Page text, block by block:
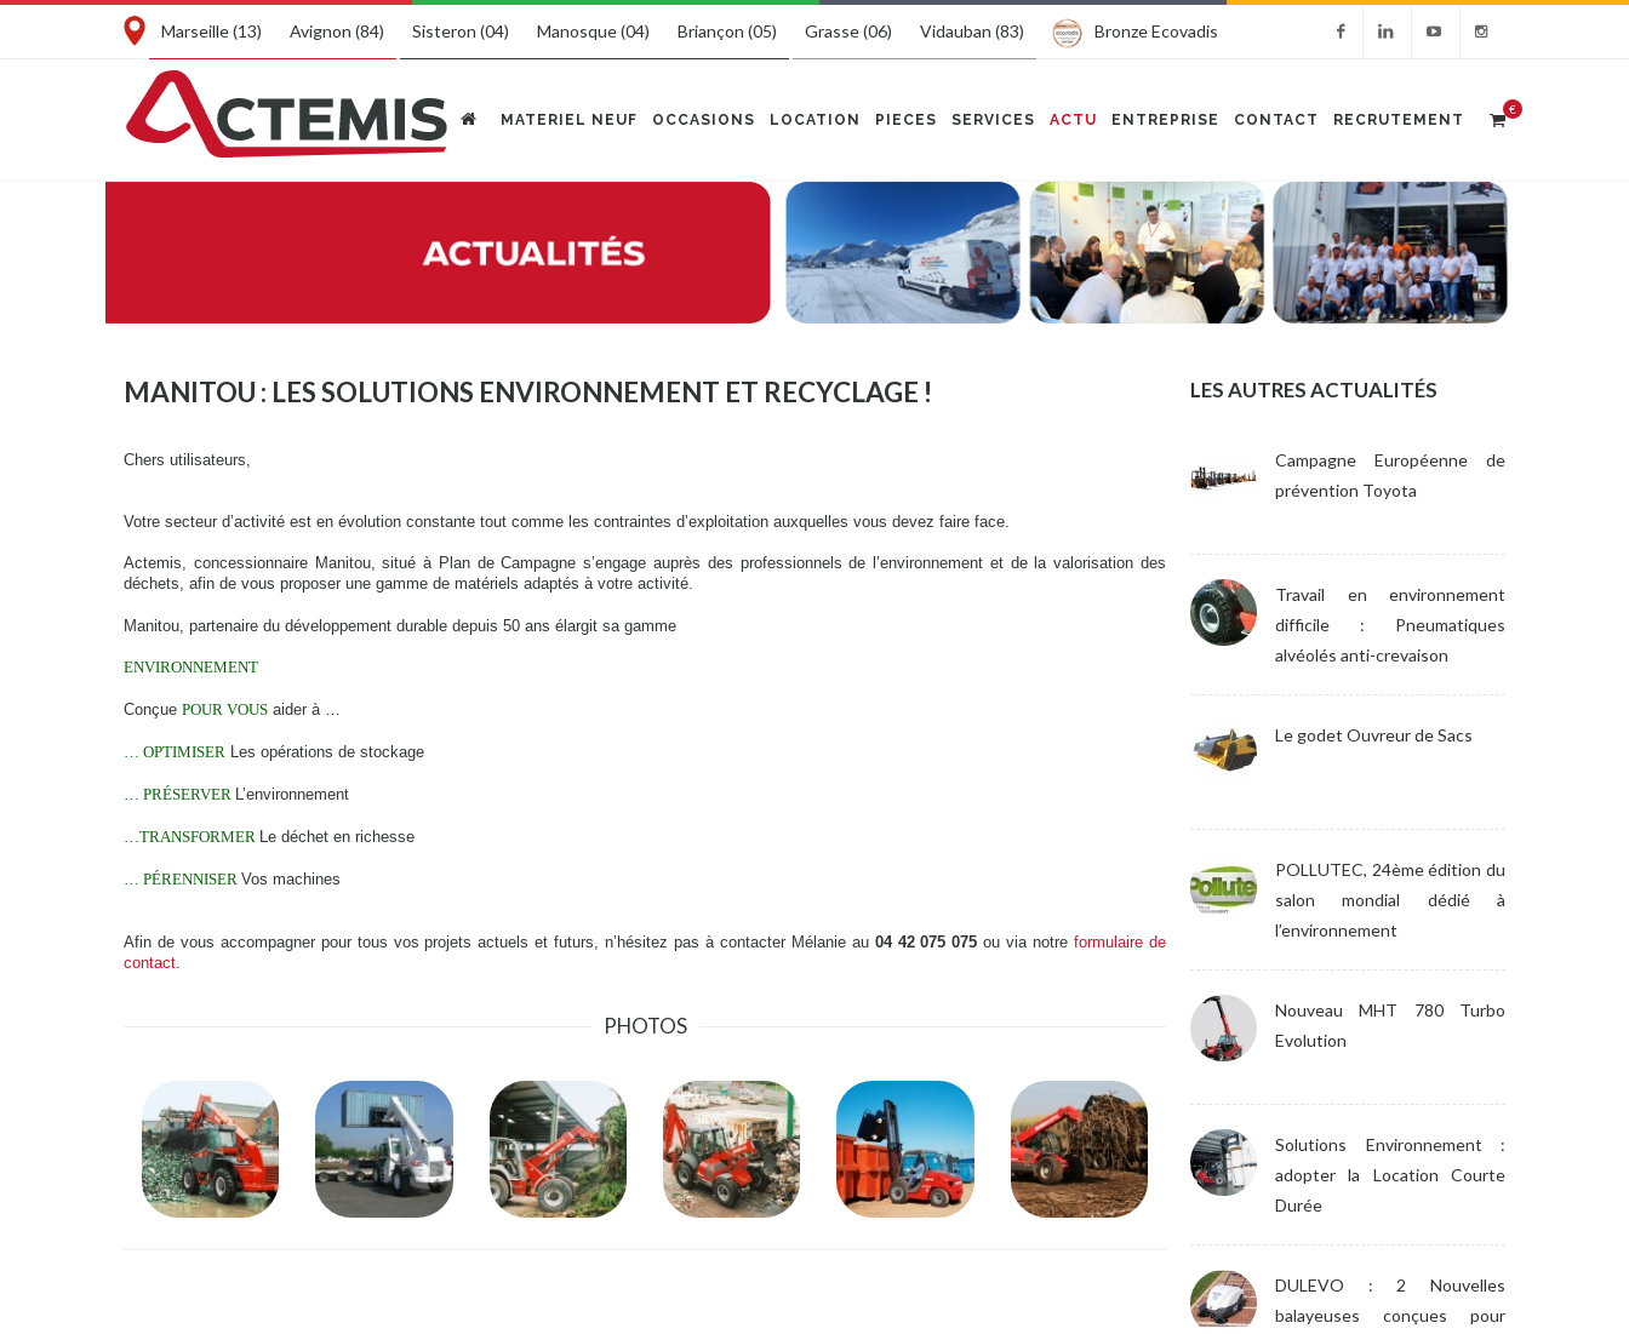
Marseille (13) Avignon (84) Sisteron (04) Manosque (04) Briançon (05) Grasse (06) Vidauban (83) Bronze Ecovadis
MATERIEL NEUF OCCASIONS LOCATION PIECES SERVICES ACTU ENTREPRISE CONTACT RECRUTEMENT
€
MANITOU : LES SOLUTIONS ENVIRONNEMENT ET RECYCLAGE !
Chers utilisateurs,
Votre secteur d’activité est en évolution constante tout comme les contraintes d’exploitation auxquelles vous devez faire face.
Actemis, concessionnaire Manitou, situé à Plan de Campagne s’engage auprès des professionnels de l’environnement et de la valorisation des
déchets, afin de vous proposer une gamme de matériels adaptés à votre activité.
Manitou, partenaire du développement durable depuis 50 ans élargit sa gamme
ENVIRONNEMENT
Conçue POUR VOUS aider à …
… OPTIMISER Les opérations de stockage
… PRÉSERVER L’environnement
…TRANSFORMER Le déchet en richesse
… PÉRENNISER Vos machines
Afin de vous accompagner pour tous vos projets actuels et futurs, n’hésitez pas à contacter Mélanie au 04 42 075 075 ou via notreformulaire de
contact.
PHOTOS
LES AUTRES ACTUALITÉS
Campagne Européenne de
prévention Toyota
Travail en environnement
difficile : Pneumatiques
alvéolés anti-crevaison
Le godet Ouvreur de Sacs
POLLUTEC, 24ème édition du
salon mondial dédié à
l’environnement
Nouveau MHT 780 Turbo
Evolution
Solutions Environnement :
adopter la Location Courte
Durée
DULEVO : 2 Nouvelles
balayeuses conçues pour